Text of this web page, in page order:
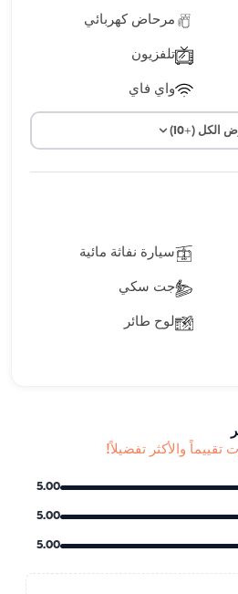
مرحاض كهربائي
تلفزيون
واي فاي
الكل (+10)
سيارة نفاثة مائية
جت سكي
لوح طائر
والأكثر تفضيلاً!
5.00
5.00
5.00